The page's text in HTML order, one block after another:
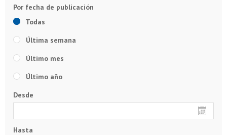
Todas
Última semana
Último mes
Último año
Desde
Hasta